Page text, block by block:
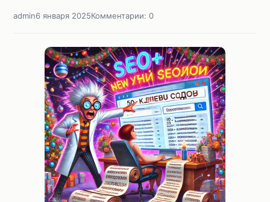
admin6 января 2025Комментарии: 0